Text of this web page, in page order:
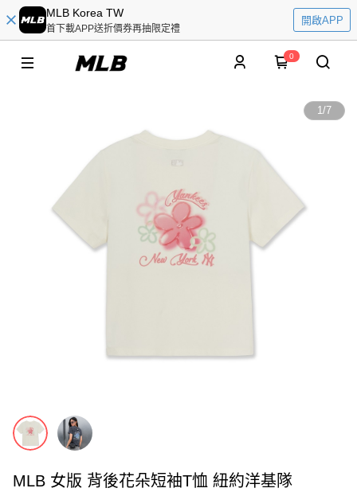
MLB Korea TW
首下載APP送折價券再抽限定禮
開啟APP
0
1/7
MLB 女版 背後花朵短袖T恤 紐約洋基隊